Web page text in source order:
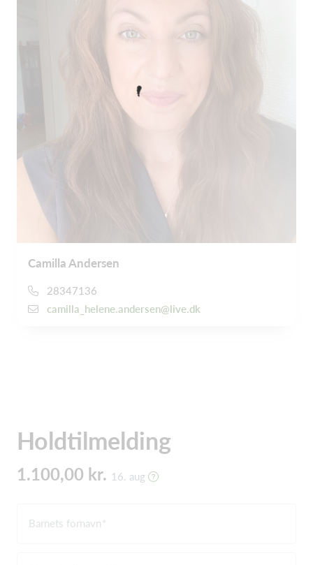
Camilla Andersen
28347136
camilla_helene.andersen@live.dk
Holdtilmelding
1.100,00 kr. 16. aug
Barnets fornavn